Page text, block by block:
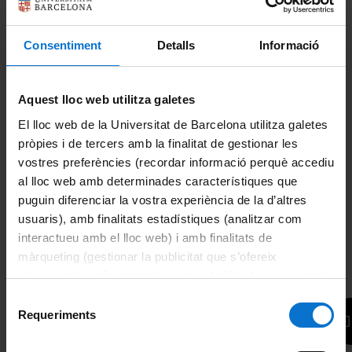
Consentiment Detalls Informació
Aquest lloc web utilitza galetes
El lloc web de la Universitat de Barcelona utilitza galetes
pròpies i de tercers amb la finalitat de gestionar les
vostres preferències (recordar informació perquè accediu
al lloc web amb determinades característiques que
puguin diferenciar la vostra experiència de la d’altres
usuaris), amb finalitats estadístiques (analitzar com
interactueu amb el lloc web) i amb finalitats de
màrqueting (gestionar la publicitat que s’ofereix
adequant-la en funció dels vostres hàbits de navegació).
consultar laPolítica de galetes del lloc web de la
Requeriments
100h.
Francès
(primera part)
50h.
Des de: 512,00€
Francès
part)
50h.
Des de: 456,00€
Francès
sènior intermedi-
baix 1
20h.
Des de: 270,00€
i farem tot el
possible per a oferir-te’l.